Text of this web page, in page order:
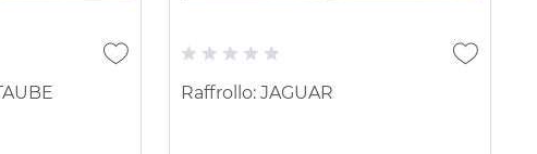
Raffrollo: JAGUAR